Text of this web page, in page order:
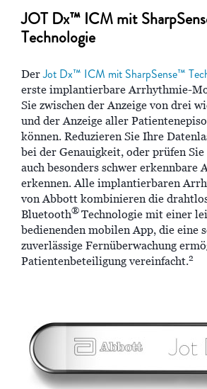
JOT Dx™ ICM mit
Technologie
DerJot Dx™ ICM mit SharpSense™
erste implantierbare Arrhythmie-
Sie zwischen der Anzeige von drei
und der Anzeige aller
können. Reduzieren Sie Ihre
bei der Genauigkeit, oder prüfen
auch besonders schwer erkennbare
erkennen. Alle implantierbaren
von Abbott kombinieren die
Bluetooth®Technologie mit einer
bedienenden mobilen App, die eine
zuverlässige Fernüberwachung
Patientenbeteiligung vereinfacht.2